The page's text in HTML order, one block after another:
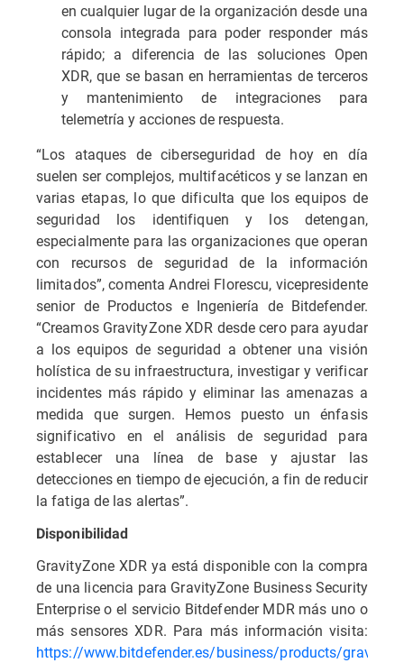
en cualquier lugar de la organización desde una
consola integrada para poder responder más
rápido; a diferencia de las soluciones Open
XDR, que se basan en herramientas de terceros
y mantenimiento de integraciones para
telemetría y acciones de respuesta.
“Los ataques de ciberseguridad de hoy en día
suelen ser complejos, multifacéticos y se lanzan en
varias etapas, lo que dificulta que los equipos de
seguridad los identifiquen y los detengan,
especialmente para las organizaciones que operan
con recursos de seguridad de la información
limitados”, comenta Andrei Florescu, vicepresidente
senior de Productos e Ingeniería de Bitdefender.
“Creamos GravityZone XDR desde cero para ayudar
a los equipos de seguridad a obtener una visión
holística de su infraestructura, investigar y verificar
incidentes más rápido y eliminar las amenazas a
medida que surgen. Hemos puesto un énfasis
significativo en el análisis de seguridad para
establecer una línea de base y ajustar las
detecciones en tiempo de ejecución, a fin de reducir
la fatiga de las alertas”.
Disponibilidad
GravityZone XDR ya está disponible con la compra
de una licencia para GravityZone Business Security
Enterprise o el servicio Bitdefender MDR más uno o
más sensores XDR. Para más información visita:
https://www.bitdefender.es/business/products/